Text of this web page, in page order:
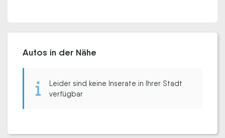
Autos in der Nähe
Leider sind keine Inserate in Ihrer Stadt
verfügbar